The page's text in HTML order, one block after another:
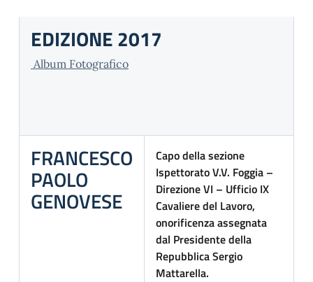
EDIZIONE 2017
Album Fotografico
FRANCESCO
PAOLO
GENOVESE
Capo della sezione
Ispettorato V.V. Foggia –
Direzione VI – Ufficio IX
Cavaliere del Lavoro,
onorificenza assegnata
dal Presidente della
Repubblica Sergio
Mattarella.